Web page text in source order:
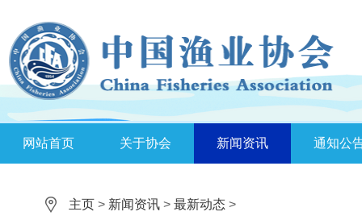
网站首页 关于协会 新闻资讯 通知公
主页 > 新闻资讯 > 最新动态 >